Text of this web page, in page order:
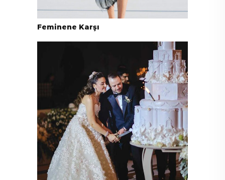
Feminene Karşı